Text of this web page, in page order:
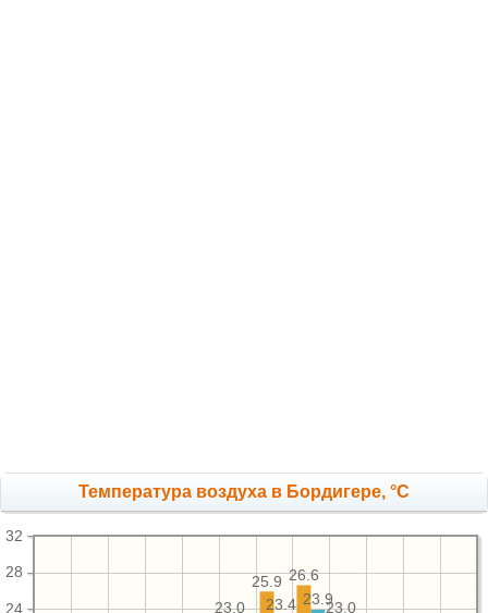
Температура воздуха в Бордигере, °C
24
28
32
23.0
26.6
25.9
23.0
23.9
23.4